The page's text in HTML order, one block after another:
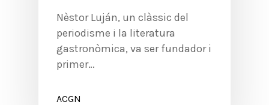
Nèstor Luján, un clàssic del
periodisme i la literatura
gastronòmica, va ser fundador i
primer…
ACGN